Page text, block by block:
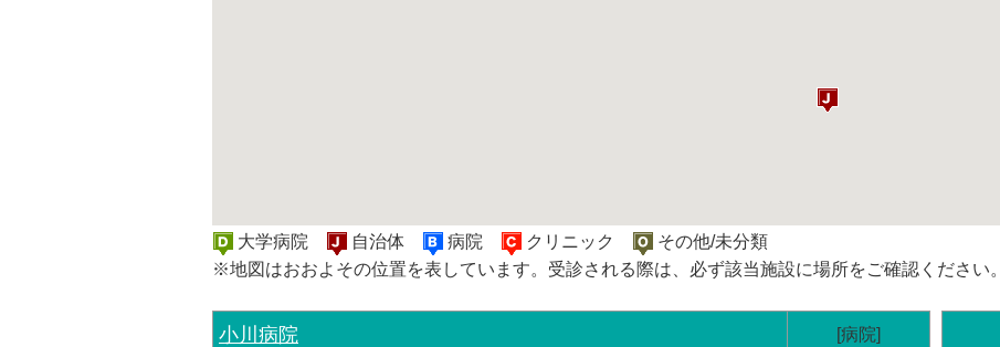
大学病院 自治体 病院 クリニック
その他/未分類
※地図はおおよその位置を表しています。受診される際は、必ず該当施設に場所をご確認ください。
小川病院 [病院]